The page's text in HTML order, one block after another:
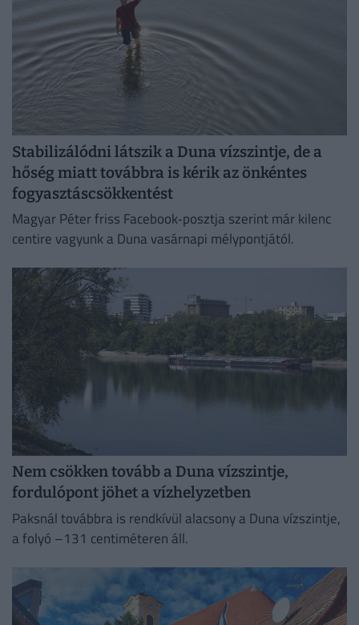
Stabilizálódni látszik a Duna vízszintje, de a
hőség miatt továbbra is kérik az önkéntes
fogyasztáscsökkentést
Magyar Péter friss Facebook‑posztja szerint már kilenc
centire vagyunk a Duna vasárnapi mélypontjától.
Nem csökken tovább a Duna vízszintje,
fordulópont jöhet a vízhelyzetben
Paksnál továbbra is rendkívül alacsony a Duna vízszintje,
a folyó –131 centiméteren áll.